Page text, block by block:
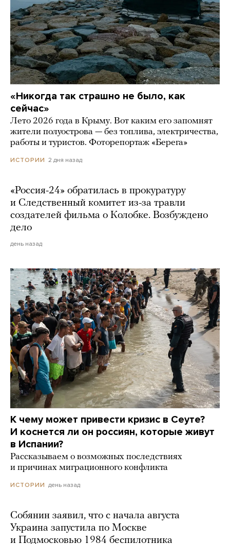
«Никогда так страшно не было, как
сейчас»
Лето 2026 года в Крыму. Вот каким его запомнят
жители полуострова — без топлива, электричества,
работы и туристов. Фоторепортаж «Берега»
ИСТОРИИ 2 дня назад
«Россия-24» обратилась в прокуратуру
и Следственный комитет из-за травли
создателей фильма о Колобке. Возбуждено
дело
день назад
К чему может привести кризис в Сеуте?
И коснется ли он россиян, которые живут
в Испании?
Рассказываем о возможных последствиях
и причинах миграционного конфликта
ИСТОРИИ день назад
Собянин заявил, что с начала августа
Украина запустила по Москве
и Подмосковью 1984 беспилотника